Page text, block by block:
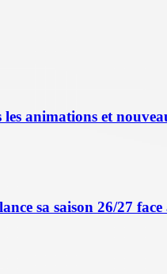
les animations et
sa saison 26/27 face